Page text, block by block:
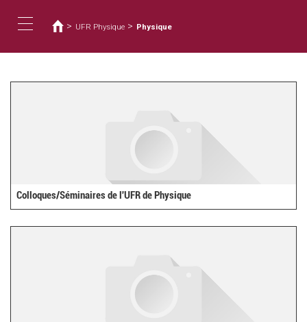
容
在
這
裡
> UFR Physique > Physique
Colloques/Séminaires de l'UFR de Physique